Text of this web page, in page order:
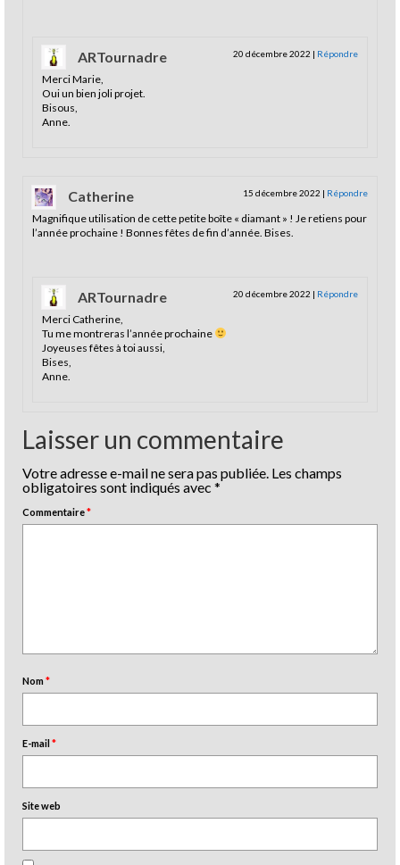
ARTournadre 20 décembre 2022 | Répondre
Merci Marie,
Oui un bien joli projet.
Bisous,
Anne.
Catherine 15 décembre 2022 | Répondre
Magnifique utilisation de cette petite boîte « diamant » ! Je retiens pour
l’année prochaine ! Bonnes fêtes de fin d’année. Bises.
ARTournadre 20 décembre 2022 | Répondre
Merci Catherine,
Tu me montreras l’année prochaine
Joyeuses fêtes à toi aussi,
Bises,
Anne.
Laisser un commentaire
Votre adresse e-mail ne sera pas publiée. Les champs
obligatoires sont indiqués avec *
Commentaire*
Nom*
E-mail*
Site web